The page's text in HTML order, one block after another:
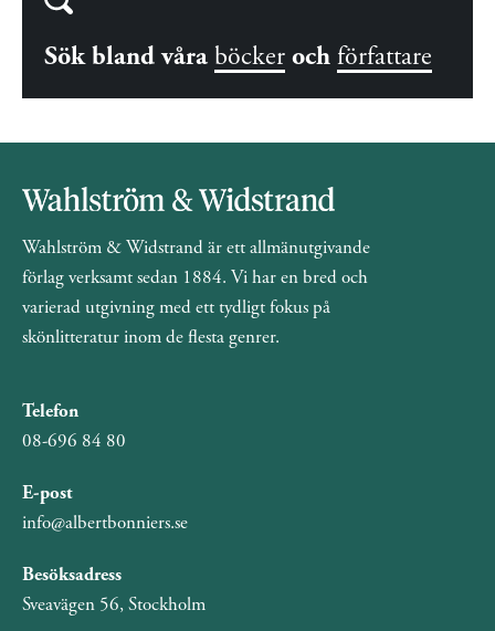
Sök bland våra böcker och författare
Wahlström & Widstrand är ett allmänutgivande
förlag verksamt sedan 1884. Vi har en bred och
varierad utgivning med ett tydligt fokus på
skönlitteratur inom de flesta genrer.
Telefon
08-696 84 80
E-post
info@albertbonniers.se
Besöksadress
Sveavägen 56, Stockholm